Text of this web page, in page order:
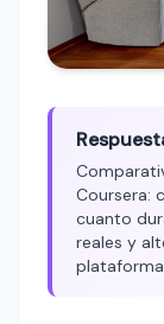
Coursera:
cuanto
reales y